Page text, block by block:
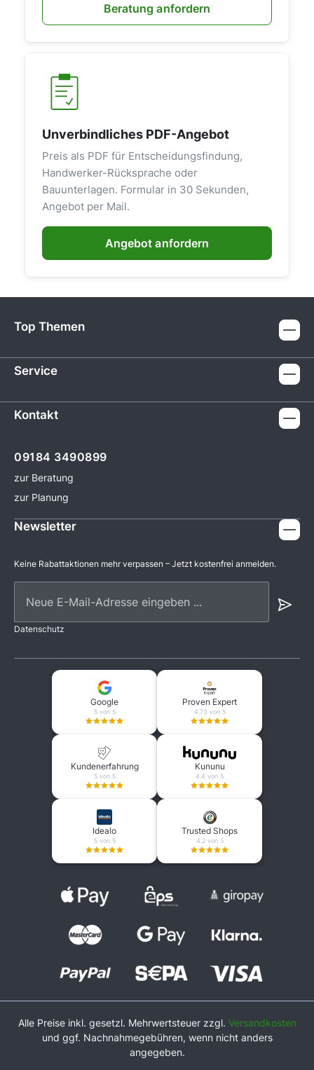
Beratung anfordern
Unverbindliches PDF-Angebot
Preis als PDF für Entscheidungsfindung,
Handwerker-Rücksprache oder
Bauunterlagen. Formular in 30 Sekunden,
Angebot per Mail.
Angebot anfordern
Top Themen
Service
Kontakt
09184 3490899
zur Beratung
zur Planung
Newsletter
Keine Rabattaktionen mehr verpassen – Jetzt kostenfrei anmelden.
Datenschutz
Google
5 von 5
Proven Expert
4.73 von 5
Kundenerfahrung
5 von 5
Kununu
4.4 von 5
Idealo
5 von 5
Trusted Shops
4.2 von 5
Alle Preise inkl. gesetzl. Mehrwertsteuer zzgl. Versandkosten
und ggf. Nachnahmegebühren, wenn nicht anders
angegeben.